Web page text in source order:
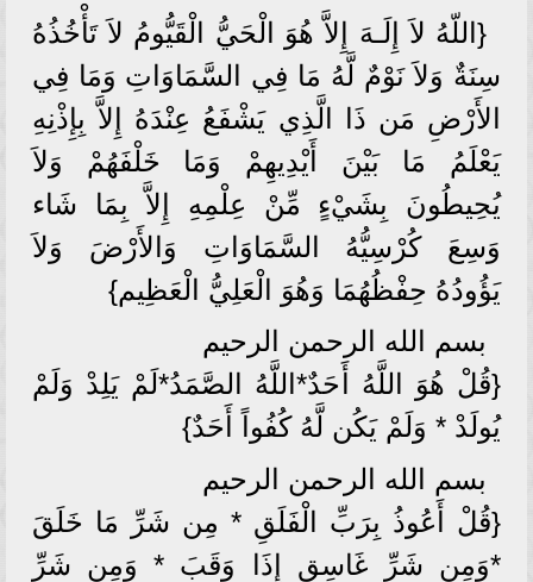
{اللّهُ لاَ إِلَـهَ إِلاَّ هُوَ الْحَيُّ الْقَيُّومُ لاَ تَأْخُذُهُ
سِنَةٌ وَلاَ نَوْمٌ لَّهُ مَا فِي السَّمَاوَاتِ وَمَا فِي
الأَرْضِ مَن ذَا الَّذِي يَشْفَعُ عِنْدَهُ إِلاَّ بِإِذْنِهِ
يَعْلَمُ مَا بَيْنَ أَيْدِيهِمْ وَمَا خَلْفَهُمْ وَلاَ
يُحِيطُونَ بِشَيْءٍ مِّنْ عِلْمِهِ إِلاَّ بِمَا شَاء
وَسِعَ كُرْسِيُّهُ السَّمَاوَاتِ وَالأَرْضَ وَلاَ
يَؤُودُهُ حِفْظُهُمَا وَهُوَ الْعَلِيُّ الْعَظِيم}
بسم الله الرحمن الرحيم
{قُلْ هُوَ اللَّهُ أَحَدٌ*اللَّهُ الصَّمَدُ*لَمْ يَلِدْ وَلَمْ
يُولَدْ * وَلَمْ يَكُن لَّهُ كُفُواً أَحَدٌ}
بسم الله الرحمن الرحيم
{قُلْ أَعُوذُ بِرَبِّ الْفَلَقِ * مِن شَرِّ مَا خَلَقَ
*وَمِن شَرِّ غَاسِقٍ إِذَا وَقَبَ * وَمِن شَرِّ